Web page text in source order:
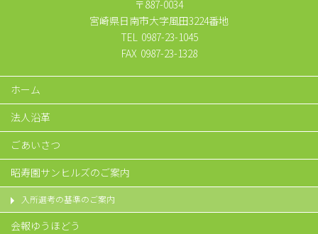
ホーム
法人沿革
ごあいさつ
昭寿園サンヒルズのご案内
入所選考の基準のご案内
会報ゆうほどう
〒887-0034
宮崎県日南市大字風田3224番地
TEL 0987-23-1045
FAX 0987-23-1328